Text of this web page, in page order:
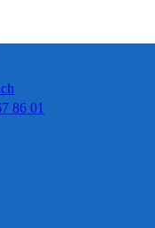
86 01